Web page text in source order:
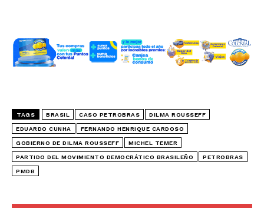
TAGS BRASIL CASO PETROBRAS DILMA ROUSSEFF
EDUARDO CUNHA FERNANDO HENRIQUE CARDOSO
GOBIERNO DE DILMA ROUSSEFF MICHEL TEMER
PARTIDO DEL MOVIMIENTO DEMOCRÁTICO BRASILEÑO PETROBRAS
PMDB